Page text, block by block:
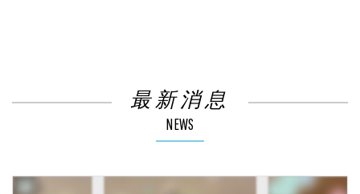
最新消息
NEWS